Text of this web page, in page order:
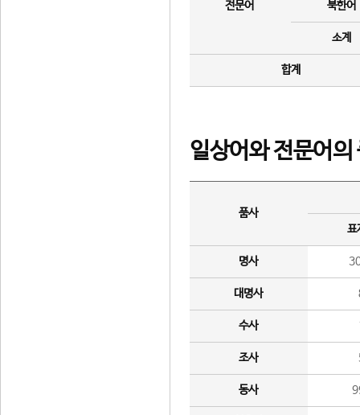
전문어 북한어
소계
합계
일상어와 전문어의
품사
표
명사
대명사
수사
조사
동사